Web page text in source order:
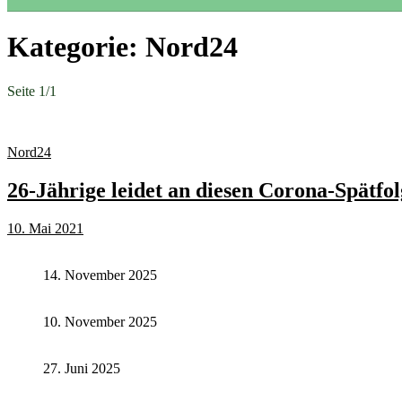
Kategorie: Nord24
Seite 1/1
Nord24
26-Jährige leidet an diesen Corona-
10. Mai 2021
14. November 2025
10. November 2025
27. Juni 2025